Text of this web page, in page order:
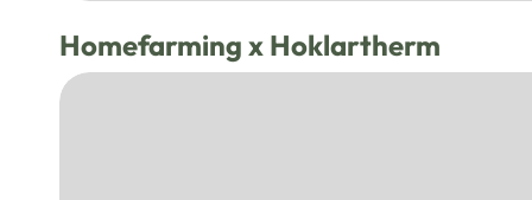
Homefarming x Hoklartherm